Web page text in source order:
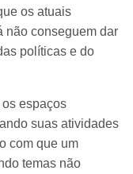
os atuais
não conseguem dar
políticas e do
espaços
suas atividades
com que um
temas não